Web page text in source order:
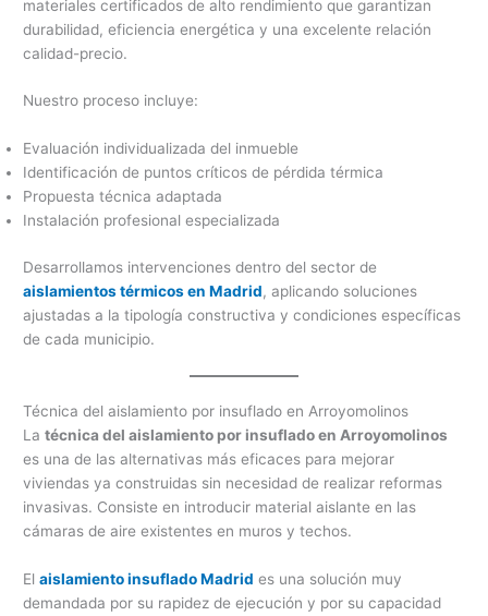
materiales certificados de alto rendimiento que garantizan
durabilidad, eficiencia energética y una excelente relación
calidad-precio.
Nuestro proceso incluye:
Evaluación individualizada del inmueble
Identificación de puntos críticos de pérdida térmica
Propuesta técnica adaptada
Instalación profesional especializada
Desarrollamos intervenciones dentro del sector de
aislamientos térmicos en Madrid, aplicando soluciones
ajustadas a la tipología constructiva y condiciones específicas
de cada municipio.
Técnica del aislamiento por insuflado en Arroyomolinos
Latécnica del aislamiento por insuflado en Arroyomolinos
es una de las alternativas más eficaces para mejorar
viviendas ya construidas sin necesidad de realizar reformas
invasivas. Consiste en introducir material aislante en las
cámaras de aire existentes en muros y techos.
Elaislamiento insuflado Madrid es una solución muy
demandada por su rapidez de ejecución y por su capacidad